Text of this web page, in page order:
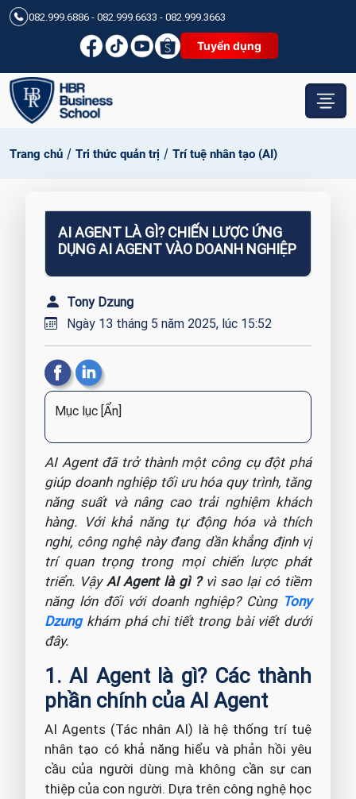
082.999.6886 - 082.999.6633 - 082.999.3663
Tuyển dụng
Trang chủ / Tri thức quản trị / Trí tuệ nhân tạo (AI)
AI AGENT LÀ GÌ? CHIẾN LƯỢC ỨNG
DỤNG AI AGENT VÀO DOANH NGHIỆP
Tony Dzung
Ngày 13 tháng 5 năm 2025, lúc 15:52
Mục lục [Ẩn]
AI Agent đã trở thành một công cụ đột phá
giúp doanh nghiệp tối ưu hóa quy trình, tăng
năng suất và nâng cao trải nghiệm khách
hàng. Với khả năng tự động hóa và thích
nghi, công nghệ này đang dần khẳng định vị
trí quan trọng trong mọi chiến lược phát
triển. VậyAI Agent là gì ? vì sao lại có tiềm
năng lớn đối với doanh nghiệp? Cùng Tony
Dzungkhám phá chi tiết trong bài viết dưới
đây.
1. AI Agent là gì? Các thành
phần chính của AI Agent
AI Agents (Tác nhân AI) là hệ thống trí tuệ
nhân tạo có khả năng hiểu và phản hồi yêu
cầu của người dùng mà không cần sự can
thiệp của con người. Dựa trên công nghệ học